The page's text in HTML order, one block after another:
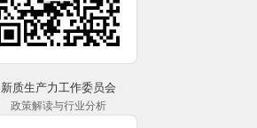
新质生产力工作委员会
政策解读与行业分析